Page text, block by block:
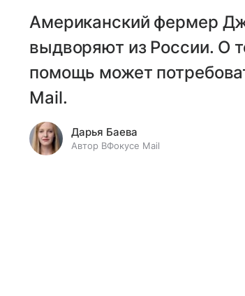
Американский фермер
выдворяют из России. О
помощь может
Mail.
Дарья Баева
Автор ВФокусе Mail